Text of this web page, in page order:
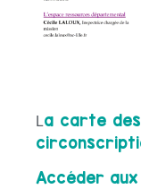
La carte
Accéder